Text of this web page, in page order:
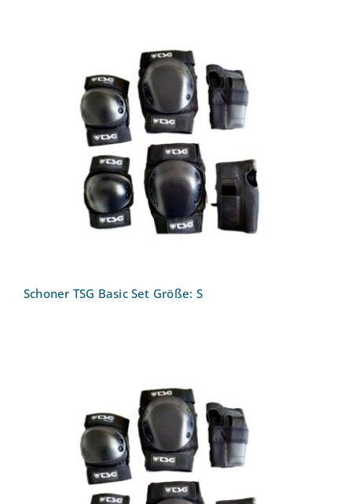
Schoner TSG Basic Set Größe: S
Schoner TSG Basic Set Größe: S
Schoner TSG Junior Set Größe: One
Size